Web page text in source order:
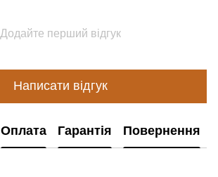
Додайте перший відгук
Написати відгук
Оплата Гарантія Повернення